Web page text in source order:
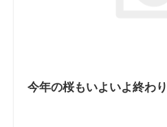
今年の桜もいよいよ終わり